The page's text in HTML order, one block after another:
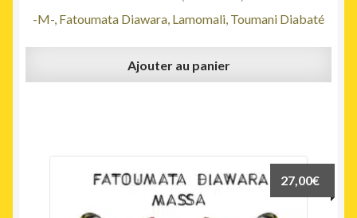
-M-, Fatoumata Diawara, Lamomali, Toumani Diabaté
Ajouter au panier
27,00€